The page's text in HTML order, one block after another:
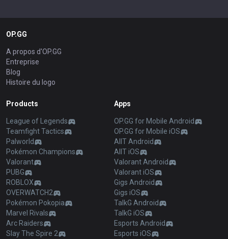
OP.GG
A propos d'OP.GG
Entreprise
Blog
Histoire du logo
Products
League of Legends
Teamfight Tactics
Palworld
Pokémon Champions
Valorant
PUBG
ROBLOX
OVERWATCH2
Pokémon Pokopia
Marvel Rivals
Arc Raiders
Slay The Spire 2
Apps
OP.GG for Mobile Android
OP.GG for Mobile iOS
AllT Android
AllT iOS
Valorant Android
Valorant iOS
Gigs Android
Gigs iOS
TalkG Android
TalkG iOS
Esports Android
Esports iOS